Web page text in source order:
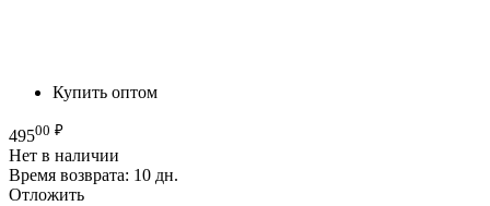
Купить оптом
49500 ₽
Нет в наличии
Время возврата: 10 дн.
Отложить